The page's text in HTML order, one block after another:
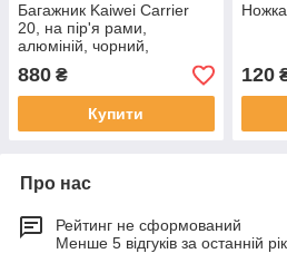
Багажник Kaiwei Carrier
20, на пір'я рами,
алюміній, чорний,
880 ₴
Купити
120
Про нас
Рейтинг не сформований
Менше 5 відгуків за останній рік